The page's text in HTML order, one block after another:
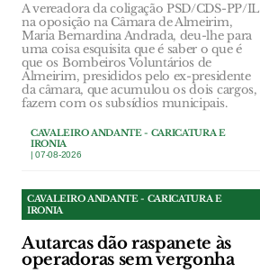
A vereadora da coligação PSD/CDS-PP/IL
na oposição na Câmara de Almeirim,
Maria Bernardina Andrada, deu-lhe para
uma coisa esquisita que é saber o que é
que os Bombeiros Voluntários de
Almeirim, presididos pelo ex-presidente
da câmara, que acumulou os dois cargos,
fazem com os subsídios municipais.
CAVALEIRO ANDANTE - CARICATURA E
IRONIA
| 07-08-2026
CAVALEIRO ANDANTE - CARICATURA E
IRONIA
Autarcas dão raspanete às
operadoras sem vergonha